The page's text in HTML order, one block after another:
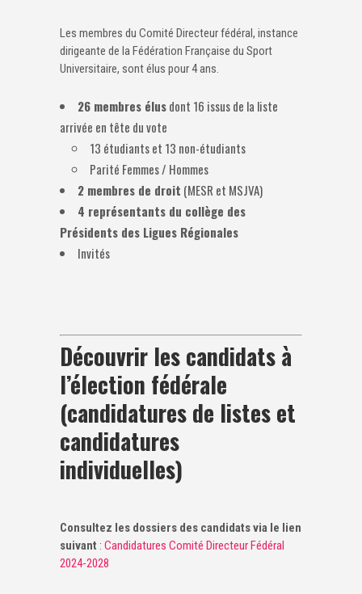
Les membres du Comité Directeur fédéral, instance
dirigeante de la Fédération Française du Sport
Universitaire, sont élus pour 4 ans.
26 membres élusdont 16 issus de la liste
arrivée en tête du vote
13 étudiants et 13 non-étudiants
Parité Femmes / Hommes
2 membres de droit (MESR et MSJVA)
4 représentants du collège des
Présidents des Ligues Régionales
Invités
Découvrir les candidats à
l’élection fédérale
(candidatures de listes et
candidatures
individuelles)
Consultez les dossiers des candidats via le lien
suivant : Candidatures Comité Directeur Fédéral
2024-2028